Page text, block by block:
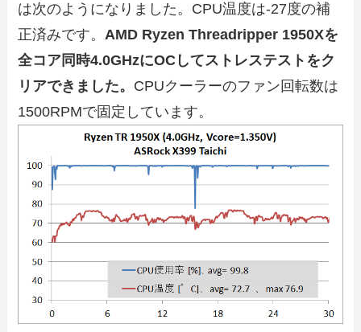
は次のようになりました。CPU温度は-27度の補
正済みです。AMD Ryzen Threadripper 1950Xを
全コア同時4.0GHzにOCしてストレステストをク
リアできました。 CPUクーラーのファン回転数は
1500RPMで固定しています。